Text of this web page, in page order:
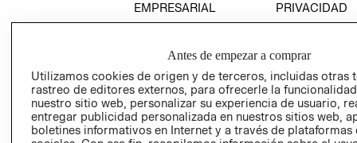
EMPRESARIAL
PRIVACIDAD
AVISO DE
LIBRO DE
Antes de empezar a comprar
Utilizamos cookies de origen y de terceros, incluidas otras
rastreo de editores externos, para ofrecerle la
nuestro sitio web, personalizar su experiencia de usuario,
entregar publicidad personalizada en nuestros sitios web,
boletines informativos en Internet y a través de plataformas